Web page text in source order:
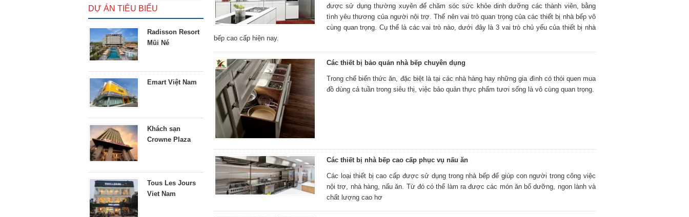
DỰ ÁN TIÊU BIỂU
Radisson Resort
Mũi Né
Emart Việt Nam
Khách sạn
Crowne Plaza
Tous Les Jours
Viet Nam
được sử dụng thường xuyên để chăm sóc sức khỏe dinh dưỡng các thành viên, bằng
tình yêu thương của người nội trợ. Thế nên vai trò quan trọng của các thiết bị nhà bếp vô
cùng quan trọng. Cụ thể là các vai trò nào, dưới đây là 3 vai trò chủ yếu của thiết bị nhà
bếp cao cấp hiện nay.
Các thiết bị bảo quản nhà bếp chuyên dụng
Trong chế biến thức ăn, đặc biệt là tại các nhà hàng hay những gia đình có thói quen mua
đồ dùng cả tuần trong siêu thị, việc bảo quản thực phẩm tươi sống là vô cùng quan trọng.
Các thiết bị nhà bếp cao cấp phục vụ nấu ăn
Các loại thiết bị cao cấp được sử dụng trong nhà bếp để giúp con người trong công việc
nội trợ, nhà hàng, nấu ăn. Từ đó có thể làm ra được các món ăn bổ dưỡng, ngon lành và
chất lượng cao hơ